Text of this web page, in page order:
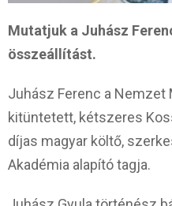
Mutatjuk a Juhász
összeállítást.
Juhász Ferenc a
kitüntetett, kétszeres
díjas magyar költő,
Akadémia alapító tagja.